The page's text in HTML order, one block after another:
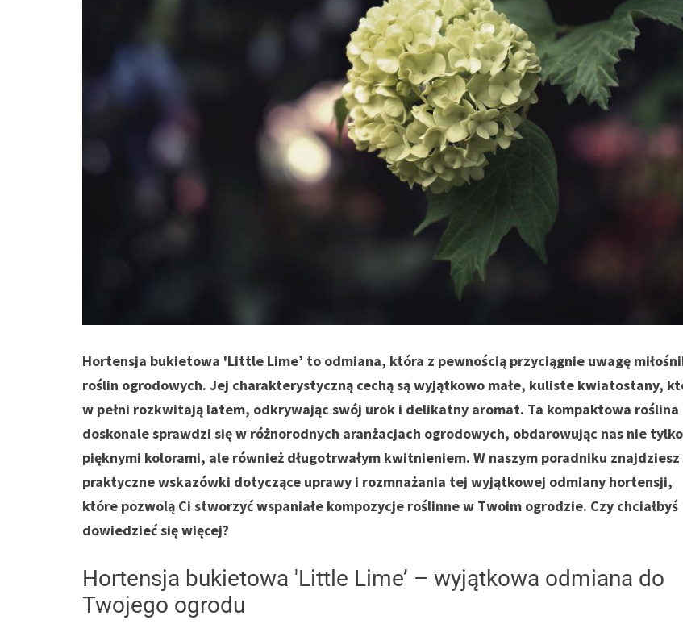
Hortensja bukietowa 'Little Lime’ to odmiana, która z pewnością przyciągnie uwagę
roślin ogrodowych. Jej charakterystyczną cechą są wyjątkowo małe, kuliste kwiatostany,
w pełni rozkwitają latem, odkrywając swój urok i delikatny aromat. Ta kompaktowa roślina
doskonale sprawdzi się w różnorodnych aranżacjach ogrodowych, obdarowując nas nie tylko
pięknymi kolorami, ale również długotrwałym kwitnieniem. W naszym poradniku znajdziesz
praktyczne wskazówki dotyczące uprawy i rozmnażania tej wyjątkowej odmiany hortensji,
które pozwolą Ci stworzyć wspaniałe kompozycje roślinne w Twoim ogrodzie. Czy chciałbyś
dowiedzieć się więcej?
Hortensja bukietowa 'Little Lime’ – wyjątkowa odmiana do
Twojego ogrodu